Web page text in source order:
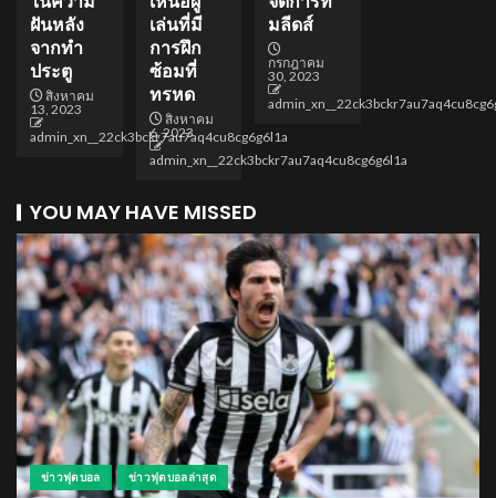
ฝันหลัง
จากทำ
ประตู
สิงหาคม
13, 2023
admin_xn__22ck3bckr7au7aq4cu8cg6g6l1a
เล่นที่มี
การฝึก
ซ้อมที่
ทรหด
สิงหาคม
6, 2023
admin_xn__22ck3bckr7au7aq4cu8cg6g6l1a
มลีดส์
กรกฎาคม
30, 2023
YOU MAY HAVE MISSED
ข่าวฟุตบอล ข่าวฟุตบอลล่าสุด